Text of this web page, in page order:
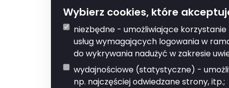
Wybierz cookies, które
niezbędne - umożliwiające
usług wymagających logowania w
do wykrywania nadużyć w zakresie
wydajnościowe (statystyczne) -
np. najczęściej odwiedzane strony, itp.;
Zgłoszenie musi
dokumentacje
Co musisz
Zgłoś problem za